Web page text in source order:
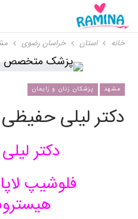
خانه استان خراسان رضوی
مشهد پزشکان زنان و زایمان
دکتر لیلی حفیظی
دکتر
فلوشیپ